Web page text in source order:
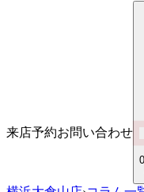
来店予約お問い合わせ
0